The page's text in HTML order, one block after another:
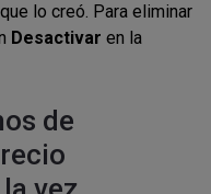
lo creó. Para eliminar
Desactivar en la
de